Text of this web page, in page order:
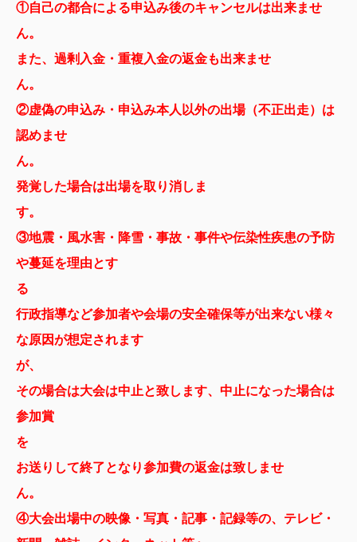
①自己の都合による申込み後のキャンセルは出来ませ
また、過剰入金・重複入金の返金も出来ませ
②虚偽の申込み・申込み本人以外の出場（不正出走）は
認めませ
ん
発覚した場合は出場を取り消しま
③地震・風水害・降雪・事故・事件や伝染性疾患の予防
や蔓延を理由とす
行政指導など参加者や会場の安全確保等が出来ない様々
な原因が想定されます
が
その場合は大会は中止と致します、 中止になった場合は
参加賞
お送りして終了となり参加費の返金は致しませ
④大会出場中の映像・写真・記事・記録等の、テレビ・